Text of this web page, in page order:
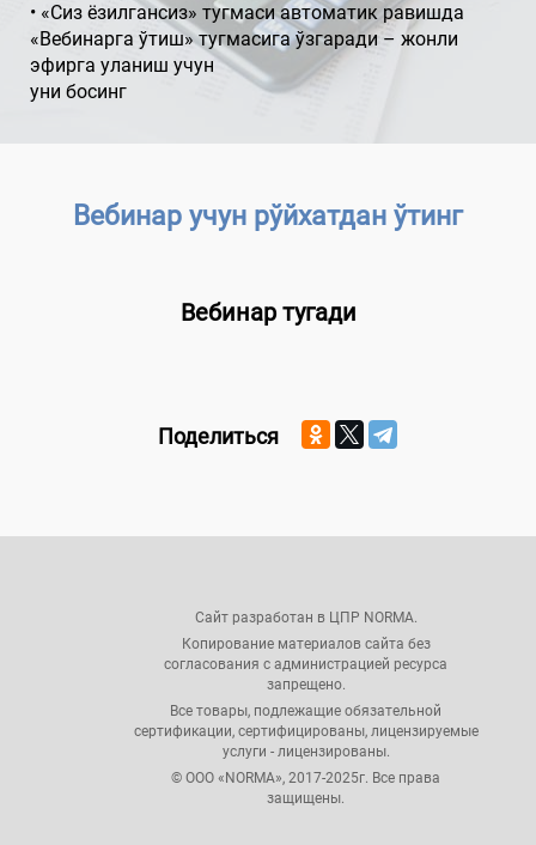
• «Сиз ёзилгансиз» тугмаси автоматик равишда
«Вебинарга ўтиш» тугмасига ўзгаради – жонли
эфирга уланиш учун
уни босинг
Вебинар учун рўйхатдан ўтинг
Вебинар тугади
Поделиться
Сайт разработан в ЦПР NORMA.
Копирование материалов сайта без
согласования с администрацией ресурса
запрещено.
Все товары, подлежащие обязательной
сертификации, сертифицированы, лицензируемые
услуги - лицензированы.
© ООО «NORMA», 2017-2025г. Все права
защищены.